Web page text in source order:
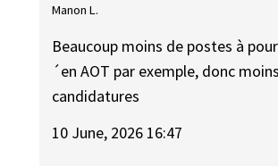
Manon L.
Beaucoup moins de postes à
´en AOT par exemple, donc
candidatures
10 June, 2026 16:47